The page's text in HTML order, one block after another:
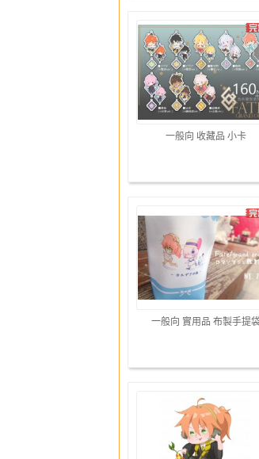
一般向 收藏品 小卡
一般向 實用品 布製手提